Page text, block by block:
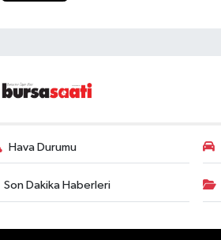
Hava Durumu
Son Dakika Haberleri